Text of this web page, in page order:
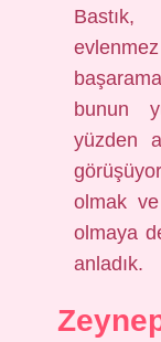
bunun
yüzden
olmak
olmaya
anladık.